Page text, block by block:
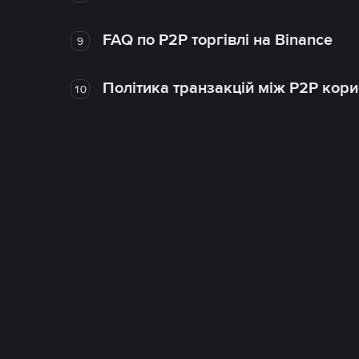
9 FAQ по P2P торгівлі на Binance
10 Політика транзакцій між P2P